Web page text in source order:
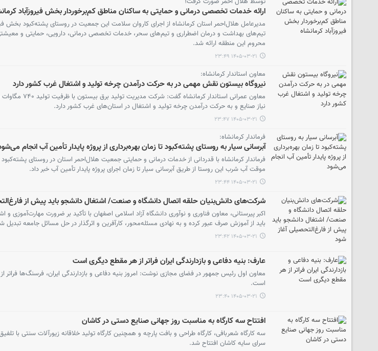
ارائه خدمات تخصصی درمانی و حمایتی به ساکنان مناطق کم‌برخوردار بخش فیروزآباد
مدیرعامل هلال‌احمر استان کرمانشاه از اجرای کاروان سلامت این جمعیت در روستای پشته‌کبود بخش
تیم‌های بهداشت و درمان اضطراری و تیم‌های سحر، خدمات تخصصی درمانی، دارویی، حمایتی و
محروم این منطقه ارائه شد.
۱۴۰۵-۰۳-۲۱ ۲۳:۴۹
معاون استاندار کرمانشاه:
نیروگاه بیستون نقش مهمی در به حرکت درآمدن چرخه‌ تولید و اشتغال غرب کشور دارد
معاون عمرانی
نیاز صنایع و به حرکت درآمدن چرخه‌ تولید و اشتغال در استان‌های غرب کشور دارد.
۱۴۰۵-۰۳-۲۱ ۲۳:۴۷
فرماندار کرمانشاه:
آبرسانی سیار به روستای پشته‌کبود تا زمان بهره‌برداری از پروژه پایدار تأمین آب انجام
فرماندار کرمانشاه با قدردانی از خدمات درمانی و حمایتی جمعیت هلال‌احمر استان در روستای پشته‌کبود
موقت آب شرب این روستا از طریق آبرسانی سیار تا زمان اجرای پروژه پایدار تأمین آب خبر داد.
۱۴۰۵-۰۳-۲۱ ۲۳:۴۴
شرکت‌های دانش‌بنیان حلقه اتصال دانشگاه و صنعت/ اشتغال دانشجو باید پیش از
اکبر پیرستانی، معاون فناوری و نوآوری دانشگاه آزاد اسلامی اصفهان با تأکید بر ضرورت
باید از آموزش صرف عبور کرده و به نهادی مسئله‌محور، کارآفرین و اثرگذار در حل مسائل جامعه تبدیل
۱۴۰۵-۰۳-۲۱ ۲۳:۴۲
عارف: بنیه دفاعی و بازدارندگی ایران فراتر از هر مقطع دیگری است
معاون اول رئیس جمهور در فضای مجازی نوشت: امروز بنیه دفاعی و بازدارندگی ایران، فرسنگ‌ها
است.
۱۴۰۵-۰۳-۲۱ ۲۳:۴۰
افتتاح سه کارگاه به مناسبت روز جهانی صنایع دستی در کاشان
سه کارگاه شعربافی، کارگاه طراحی و بافت پارچه و همچنین کارگاه تولید خلاقانه زیورآلات سنتی با
سرای سایه کاشان افتتاح شد.